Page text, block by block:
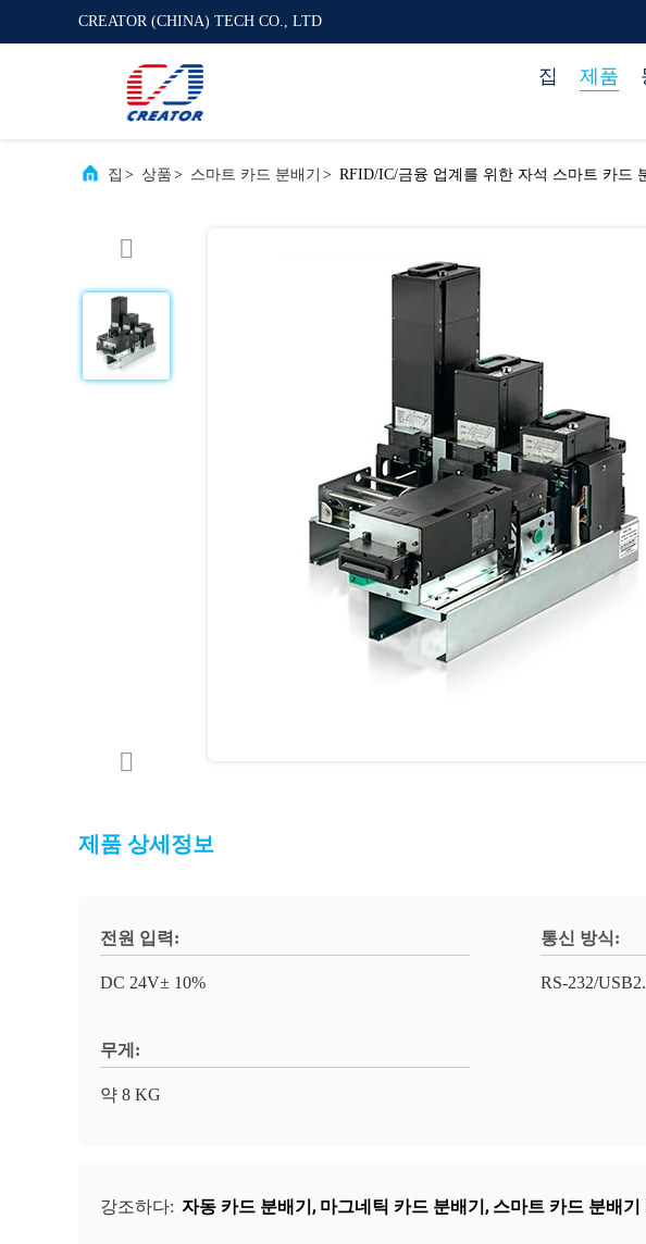
CREATOR (CHINA) TECH CO., LTD
집 제품
집 > 상품 > 스마트 카드 분배기 > RFID/IC/금융 업계를 위한 자석 스마트 카드
제품 상세정보
전원 입력:
DC 24V± 10%
통신 방식:
RS-232/
무게:
약 8 KG
강조하다: 자동 카드 분배기, 마그네틱 카드 분배기, 스마트 카드 분배기